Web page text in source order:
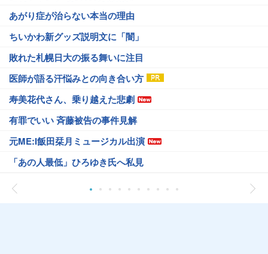
あがり症が治らない本当の理由
ちいかわ新グッズ説明文に「闇」
敗れた札幌日大の振る舞いに注目
医師が語る汗悩みとの向き合い方
寿美花代さん、乗り越えた悲劇
有罪でいい 斉藤被告の事件見解
元ME:I飯田栞月ミュージカル出演
「あの人最低」ひろゆき氏へ私見